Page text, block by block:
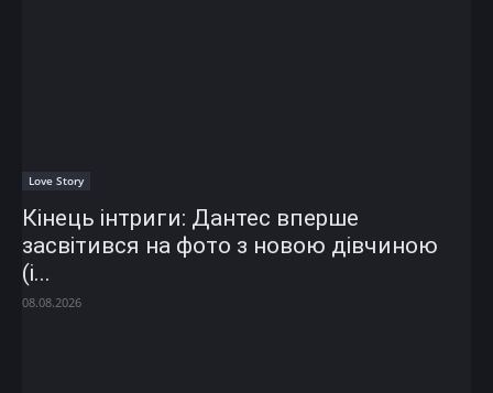
Love Story
Кінець інтриги: Дантес вперше
засвітився на фото з новою дівчиною
(і...
08.08.2026